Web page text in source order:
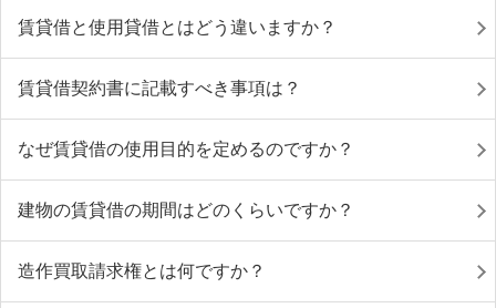
賃貸借と使用貸借とはどう違いますか？
賃貸借契約書に記載すべき事項は？
なぜ賃貸借の使用目的を定めるのですか？
建物の賃貸借の期間はどのくらいですか？
造作買取請求権とは何ですか？